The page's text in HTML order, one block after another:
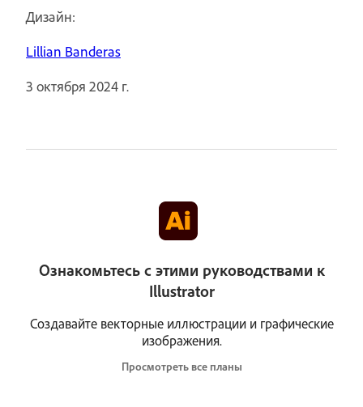
Дизайн:
Lillian Banderas
3 октября 2024 г.
Ознакомьтесь с этими руководствами к
Illustrator
Создавайте векторные иллюстрации и графические
изображения.
Просмотреть все планы